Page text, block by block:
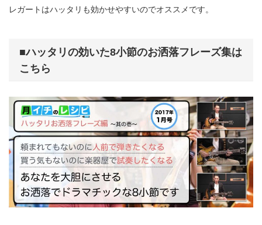
レガートはハッタリも効かせやすいのでオススメです。
■ハッタリの効いた8小節のお洒落フレーズ集は
こちら